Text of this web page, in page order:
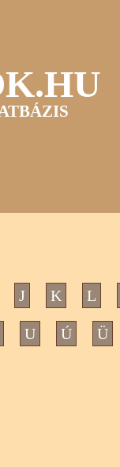
J K L
U Ú Ü